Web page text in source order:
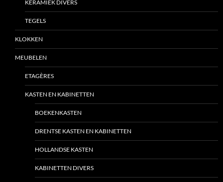
KERAMIEK DIVERS
TEGELS
KLOKKEN
MEUBELEN
ETAGÈRES
KASTEN EN KABINETTEN
BOEKENKASTEN
DRENTSE KASTEN EN KABINETTEN
HOLLANDSE KASTEN
KABINETTEN DIVERS